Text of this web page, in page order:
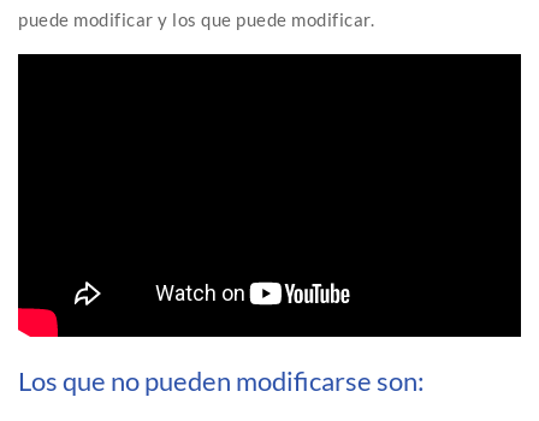
puede modificar y los que puede modificar.
Los que no pueden modificarse son: